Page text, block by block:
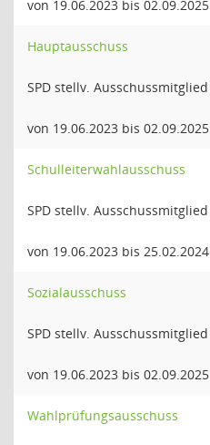
von 19.06.2023 bis 02.09.2025
Hauptausschuss
SPD stellv. Ausschussmitglied
von 19.06.2023 bis 02.09.2025
Schulleiterwahlausschuss
SPD stellv. Ausschussmitglied
von 19.06.2023 bis 25.02.2024
Sozialausschuss
SPD stellv. Ausschussmitglied
von 19.06.2023 bis 02.09.2025
Wahlprüfungsausschuss